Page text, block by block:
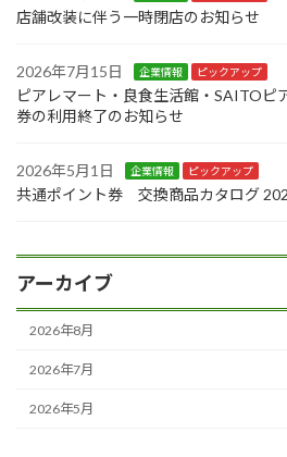
店舗改装に伴う一時閉店のお知らせ
2026年7月15日 企業情報 ピックアップ
ピアレマート・良食生活館・SAITOピ
券の利用終了のお知らせ
2026年5月1日 企業情報 ピックアップ
共通ポイント券 交換商品カタログ
アーカイブ
2026年8月
2026年7月
2026年5月